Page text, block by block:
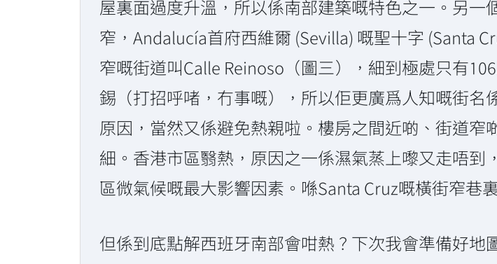
屋裏面過度升溫，所以係南部建築嘅特色之一。另
窄，Andalucía首府西維爾 (Sevilla) 嘅聖十字 (Santa
窄嘅街道叫Calle Reinoso（圖三），細到極處只有
錫（打招呼啫，冇事嘅），所以佢更廣爲人知嘅街名
原因，當然又係避免熱親啦。樓房之間近啲、街道
細。香港市區翳熱，原因之一係濕氣蒸上嚟又走唔
區微氣候嘅最大影響因素。喺Santa Cruz嘅橫街窄巷
但係到底點解西班牙南部會咁熱？下次我會準備好地